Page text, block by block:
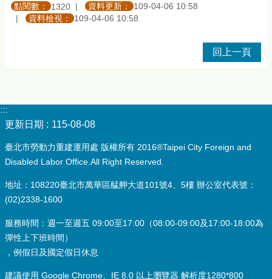
點閱數： 1320 資料更新：
109-04-06 10:58
資料檢視：
109-04-06 10:58
回上一頁
:::
更新日期
115-08-08
臺北市勞動力重建運用處 版權所有 2016®Taipei City Foreign and
Disabled Labor Office.All Right Reserved.
地址：108220臺北市萬華區艋舺大道101號4、5樓 辦公室代表號：
(02)2338-1600
服務時間：週一至週五 09:00至17:00（08:00-09:00及17:00-18:00為
彈性上下班時間）
，例假日及國定假日休息
建議使用 Google Chrome、IE 8.0 以上瀏覽器 解析度1280*800